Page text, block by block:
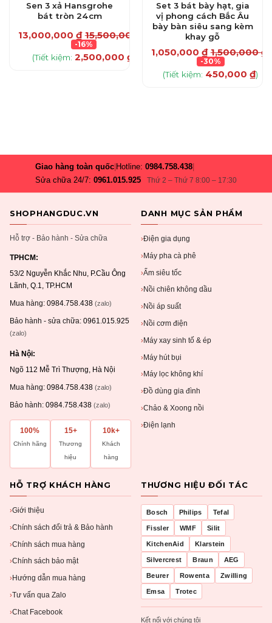
Sen 3 xả Hansgrohe
bát tròn 24cm
13,000,000 ₫ 15,500,000
-16%
(Tiết kiệm:2,500,000₫
Set 3 bát bày hạt, gia
vị phong cách Bắc Âu
bày bàn siêu sang kèm
khay gỗ
1,050,000 ₫ 1,500,000₫
-30%
(Tiết kiệm: 450,000₫)
Giao hàng toàn quốc Hotline:0984.758.438
Sửa chữa 24/7:0961.015.925 Thứ 2 – Thứ 7 8:00 – 17:30
SHOPHANGDUC.VN
Hỗ trợ - Bảo hành - Sửa chữa
TPHCM:
53/2 Nguyễn Khắc Nhu, P.Cầu Ông
Lãnh, Q.1, TP.HCM
Mua hàng: 0984.758.438 (zalo)
Bảo hành - sửa chữa: 0961.015.925
(zalo)
Hà Nội:
Ngõ 112 Mễ Trì Thượng, Hà Nội
Mua hàng: 0984.758.438 (zalo)
Bảo hành: 0984.758.438 (zalo)
100%
Chính hãng
15+
Thương
hiệu
10k+
Khách
hàng
DANH MỤC SẢN PHẨM
›Điện gia dụng
›Máy pha cà phê
›Ấm siêu tốc
› Nồi chiên không dầu
› Nồi áp suất
› Nồi cơm điện
›Máy xay sinh tố & ép
›Máy hút bụi
› Máy lọc không khí
›Đồ dùng gia đình
›Chảo & Xoong nồi
›Điện lạnh
HỖ TRỢ KHÁCH HÀNG
›Giới thiệu
›Chính sách đổi trả & Bảo hành
›Chính sách mua hàng
›Chính sách bảo mật
› Hướng dẫn mua hàng
›Tư vấn qua Zalo
›Chat Facebook
THƯƠNG HIỆU ĐỐI TÁC
Bosch Philips Tefal
Fissler WMF Silit
KitchenAid Klarstein
Silvercrest Braun AEG
Beurer Rowenta Zwilling
Emsa Trotec
Kết nối với chúng tôi